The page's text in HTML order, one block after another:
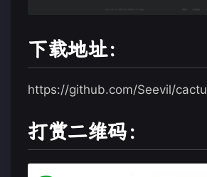
下载地址：
https://github.com/Seevil/
打赏二维码：